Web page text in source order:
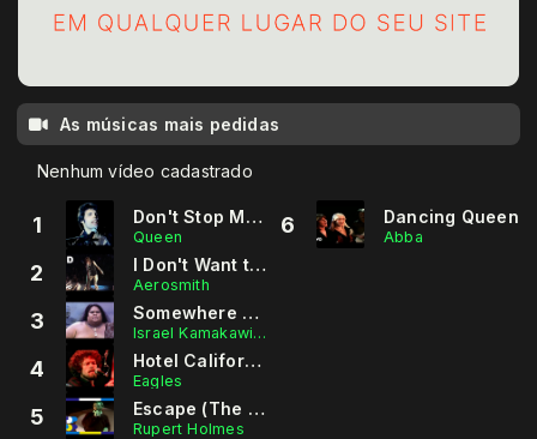
As músicas mais pedidas
Nenhum vídeo cadastrado
1 Don't Stop Me Now
Queen
2 I Don't Want to Miss a Thing
Aerosmith
3 Somewhere over the Rainbow
Israel Kamakawiwo'ole
4 Hotel California
Eagles
5 Escape (The Pina Colada Song)
Rupert Holmes
6 Dancing Queen
Abba